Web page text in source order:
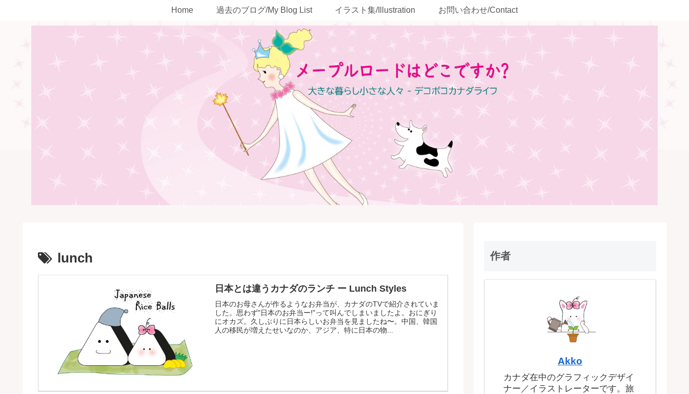
Home 過去のブログ/My Blog List イラスト集/Illustration お問い合わせ/Contact
lunch
日本とは違うカナダのランチ ー Lunch Styles
日本のお母さんが作るようなお弁当が、カナダのTVで紹介されていま
した。思わず"日本のお弁当ー!"って叫んでしまいましたよ。おにぎり
にオカズ。久しぶりに日本らしいお弁当を見ましたね〜。中国、韓国
人の移民が増えたせいなのか、アジア、特に日本の物...
作者
Akko
カナダ在中のグラフィックデザイ
ナー／イラストレーターです。旅